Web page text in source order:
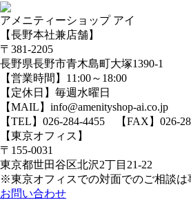
アメニティーショップ アイ
【長野本社兼店舗】
〒381-2205
長野県長野市青木島町大塚1390-1
【営業時間】11:00～18:00
【定休日】毎週水曜日
【MAIL】info@amenityshop-ai.co.jp
【TEL】 026-284-4455 【FAX】026-
【東京オフィス】
〒155-0031
東京都世田谷区北沢2丁目21-22
※東京オフィスでの対面でのご相談は
お問い合わせ